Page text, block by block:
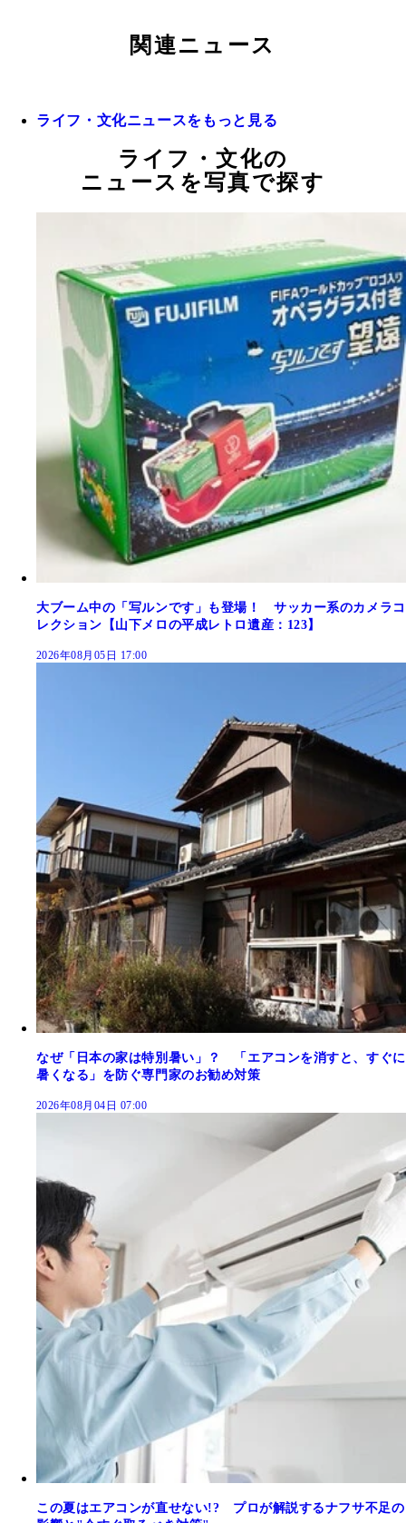
関連ニュース
ライフ・文化ニュースをもっと見る
ライフ・文化の
ニュースを写真で探す
大ブーム中の「写ルンです」も登場！ サッカー系のカメラコ
レクション【山下メロの平成レトロ遺産：123】
2026年08月05日 17:00
なぜ「日本の家は特別暑い」？ 「エアコンを消すと、すぐに
暑くなる」を防ぐ専門家のお勧め対策
2026年08月04日 07:00
この夏はエアコンが直せない!? プロが解説するナフサ不足の